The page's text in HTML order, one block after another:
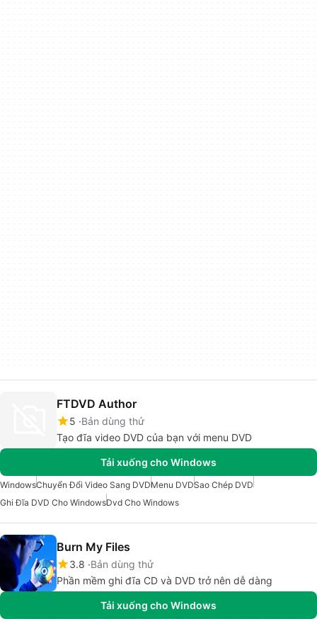
FTDVD Author
5 Bản dùng thử
Tạo đĩa video DVD của bạn với menu DVD
Tải xuống cho Windows
WindowsChuyển Đổi Video Sang DVDMenu DVDSao Chép DVD
Ghi Đĩa DVD Cho WindowsDvd Cho Windows
Burn My Files
3.8 Bản dùng thử
Phần mềm ghi đĩa CD và DVD trở nên dễ dàng
Tải xuống cho Windows